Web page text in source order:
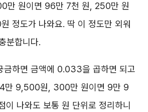
만 원이면 96만 7천 원, 250만 원
정도가 나와요. 딱 이 정도만 외워
분합니다.
금하면 금액에 0.033을 곱하면 되고
만 9,500원, 300만 원이면 9만 9
이 나와도 보통 원 단위로 정리하니